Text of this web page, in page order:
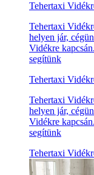
Tehertaxi
Tehertaxi
helyen jár,
Vidékre
segítünk
Tehertaxi
Tehertaxi
helyen jár,
Vidékre
segítünk
Tehertaxi